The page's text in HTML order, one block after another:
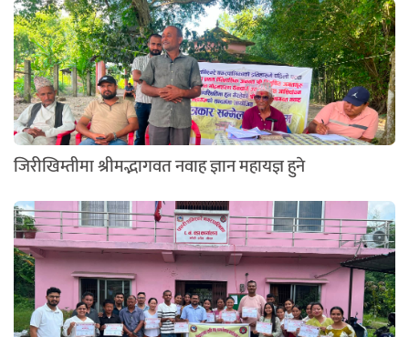
जिरीखिम्तीमा श्रीमद्भागवत नवाह ज्ञान महायज्ञ हुने